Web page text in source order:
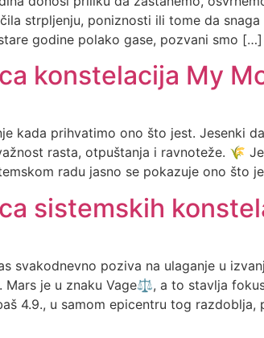
strpljenju, poniznosti ili tome da
godine polako gase, pozvani smo […]
konstelacija My
kada prihvatimo ono što jest. Jesenki
rasta, otpuštanja i ravnoteže. 🌾
radu jasno se pokazuje ono što
sistemskih
svakodnevno poziva na ulaganje u
Mars je u znaku Vage⚖️, a to stavlja
4.9., u samom epicentru tog